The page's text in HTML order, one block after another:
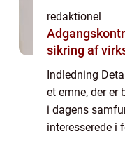
redaktionel
Adgangskontrol
sikring af
Indledning
et emne, der er
i dagens
interesserede i